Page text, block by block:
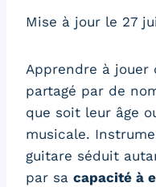
Mise à jour le 27
Apprendre à jouer
partagé par de
que soit leur âge
musicale.
guitare séduit
par sa capacité à